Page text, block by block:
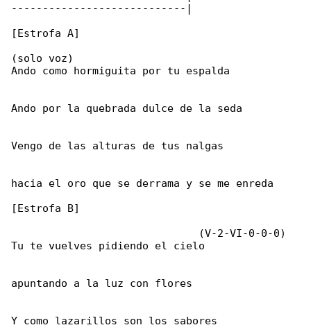
----------------------------|
[Estrofa A]
(solo voz)
Ando como hormiguita por tu espalda
Ando por la quebrada dulce de la seda
Vengo de las alturas de tus nalgas
hacia el oro que se derrama y se me enreda
[Estrofa B]
                              (V-2-VI-0-0-0)
Tu te vuelves pidiendo el cielo
apuntando a la luz con flores
Y como lazarillos son los sabores